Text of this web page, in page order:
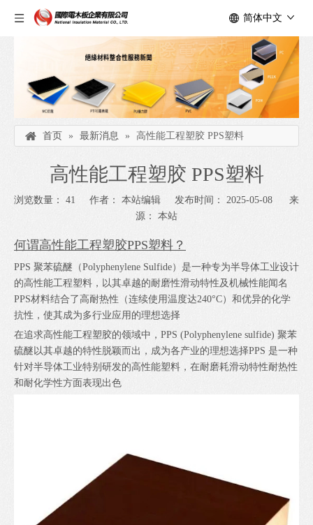
简体中文
首页 » 最新消息 » 高性能工程塑胶 PPS塑料
高性能工程塑胶 PPS塑料
浏览数量： 41
作者： 本站编辑 发布时间： 2025-05-08 来
源： 本站
何谓高性能工程塑胶PPS塑料？
PPS 聚苯硫醚（Polyphenylene Sulfide）是一种专为半导体工业设计
的高性能工程塑料，以其卓越的耐磨性滑动特性及机械性能闻名
PPS材料结合了高耐热性（连续使用温度达240°C）和优异的化学
抗性，使其成为多行业应用的理想选择
在追求高性能工程塑胶的领域中，PPS (Polyphenylene sulfide) 聚苯
硫醚以其卓越的特性脱颖而出，成为各产业的理想选择PPS 是一种
针对半导体工业特别研发的高性能塑料，在耐磨耗滑动特性耐热性
和耐化学性方面表现出色